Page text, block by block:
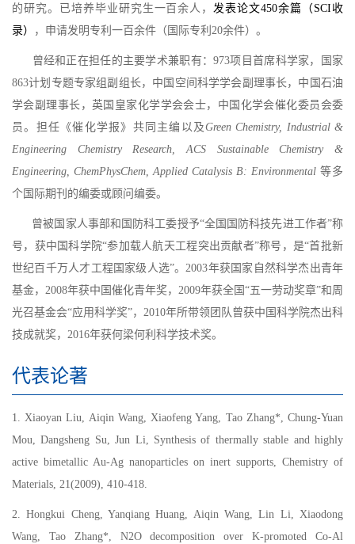
的研究。已培养毕业研究生一百余人，发表论文450余篇（SCI收
录）
，申请发明专利一百余件（国际专利20余件）。
曾经和正在担任的主要学术兼职有：973项目首席科学家，国家
863计划专题专家组副组长，中国空间科学学会副理事长，中国石油
学会副理事长，英国皇家化学学会会士，中国化学会催化委员会委
员。担任《催化学报》共同主编以及Green Chemistry, Industrial &
Engineering Chemistry Research, ACS Sustainable Chemistry &
Engineering, ChemPhysChem, Applied Catalysis B: Environmental 等多
个国际期刊的编委或顾问编委。
曾被国家人事部和国防科工委授予“全国国防科技先进工作者”称
号，获中国科学院“参加载人航天工程突出贡献者”称号，是“首批新
世纪百千万人才工程国家级人选”。2003年获国家自然科学杰出青年
基金，2008年获中国催化青年奖，2009年获全国“五一劳动奖章”和周
光召基金会“应用科学奖”，2010年所带领团队曾获中国科学院杰出科
技成就奖，2016年获何梁何利科学技术奖。
代表论著
1. Xiaoyan Liu, Aiqin Wang, Xiaofeng Yang, Tao Zhang*, Chung-Yuan
Mou, Dangsheng Su, Jun Li, Synthesis of thermally stable and highly
active bimetallic Au-Ag nanoparticles on inert supports, Chemistry of
Materials, 21(2009), 410-418.
2. Hongkui Cheng, Yanqiang Huang, Aiqin Wang, Lin Li, Xiaodong
Wang, Tao Zhang*, N2O decomposition over K-promoted Co-Al